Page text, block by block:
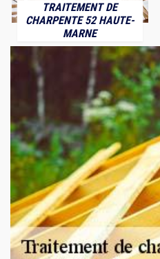
TRAITEMENT DE
CHARPENTE 52 HAUTE-
MARNE